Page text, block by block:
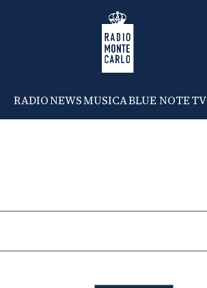
Radio Monte Carlo
RADIONEWSMUSICABLUE NOTETV